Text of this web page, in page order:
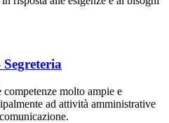
molto ampie e
ad attività amministrative